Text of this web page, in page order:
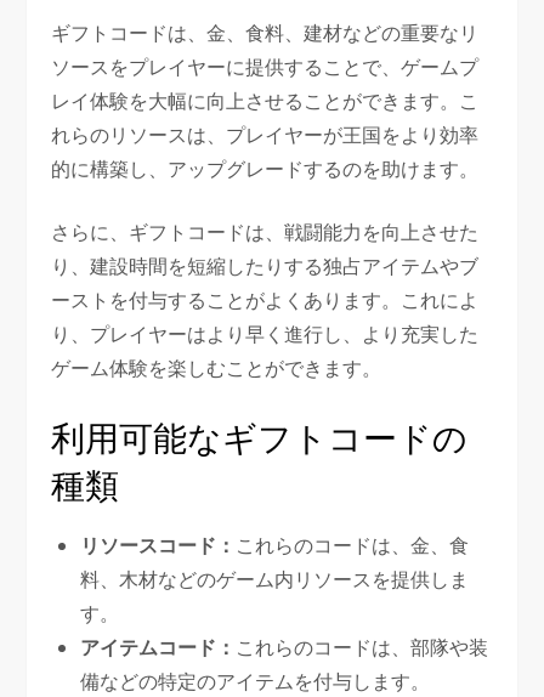
ギフトコードは、金、食料、建材などの重要なリ
ソースをプレイヤーに提供することで、ゲームプ
レイ体験を大幅に向上させることができます。こ
れらのリソースは、プレイヤーが王国をより効率
的に構築し、アップグレードするのを助けます。
さらに、ギフトコードは、戦闘能力を向上させた
り、建設時間を短縮したりする独占アイテムやブ
ーストを付与することがよくあります。これによ
り、プレイヤーはより早く進行し、より充実した
ゲーム体験を楽しむことができます。
利用可能なギフトコードの
種類
リソースコード： これらのコードは、金、食
料、木材などのゲーム内リソースを提供しま
す。
アイテムコード： これらのコードは、部隊や装
備などの特定のアイテムを付与します。